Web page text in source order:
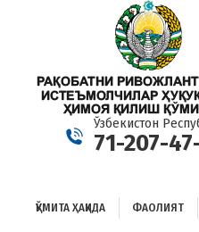
Ўзбекистон
71-207-
ҚЎМИТА ҲАҚИДА ФАОЛИЯТ
ФАОЛИЯТ